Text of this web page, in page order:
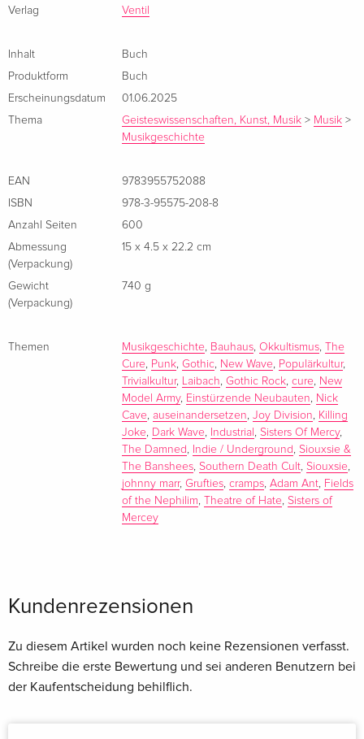
bis hin zu modernen Instagram-Influencer:innen.
sozialen Bedingungen dieser Kultur, ihre Musik, ihre Mode
und ihr Lebensgefühl, die Clubs, die sie definierten. Und er
berichtet aus erster Hand, denn er war bei vielen der
legendären Gigs live dabei.
Das Buch konzentriert sich auf den Post-Punk/Goth der
Sisters Of Mercy), The Cure, Nick Cave, Bauhaus, The Cult,
Inch Nails), Adam Ant, Laibach und vielen anderen.
Über den Autor / die Autorin
John Robb lebt in Manchester und ist Autor, Musikjournalist,
Fernsehmoderator, Umweltaktivist und Bassist der Post-Punk-
Bestseller 'Punk Rock: Die ganze Geschichte' (Ventil Verlag)
1996' geschrieben.
Verlag
Ventil
Inhalt
Buch
Produktform
Buch
Erscheinungsdatum
01.06.2025
Thema
Geisteswissenschaften, Kunst, Musik > Musik >
Musikgeschichte
EAN
9783955752088
ISBN
978-3-95575-208-8
Anzahl Seiten
600
Abmessung
(Verpackung)
15 x 4.5 x 22.2 cm
Gewicht
(Verpackung)
740 g
Themen Musikgeschichte, Bauhaus, Okkultismus,
The
Cure, Punk, Gothic, New Wave, Populärkultur,
Trivialkultur, Laibach, Gothic Rock, cure, New
Model Army, Einstürzende Neubauten, Nick
Cave, auseinandersetzen, Joy Division, Killing
Joke, Dark Wave, Industrial , Sisters Of Mercy,
The Damned , Indie / Underground , Siouxsie &
The Banshees, Southern Death Cult, Siouxsie,
johnny marr, Grufties, cramps, Adam Ant, Fields
of the Nephilim, Theatre of Hate, Sisters of
Mercey
Kundenrezensionen
Zu diesem Artikel wurden noch keine Rezensionen verfasst.
Schreibe die erste Bewertung und sei anderen Benutzern bei
der Kaufentscheidung behilflich.